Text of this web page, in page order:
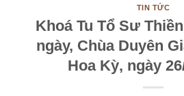
TIN TỨC
Khoá Tu Tổ Sư
ngày, Chùa Duyên
Hoa Kỳ, ngày